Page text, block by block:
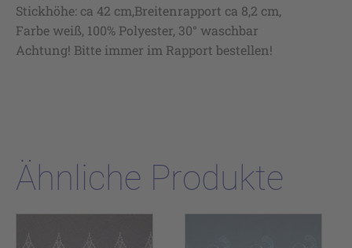
Stickhöhe: ca 42 cm,Breitenrapport ca 8,2 cm,
Farbe weiß, 100% Polyester, 30° waschbar
Achtung! Bitte immer im Rapport bestellen!
Ähnliche Produkte